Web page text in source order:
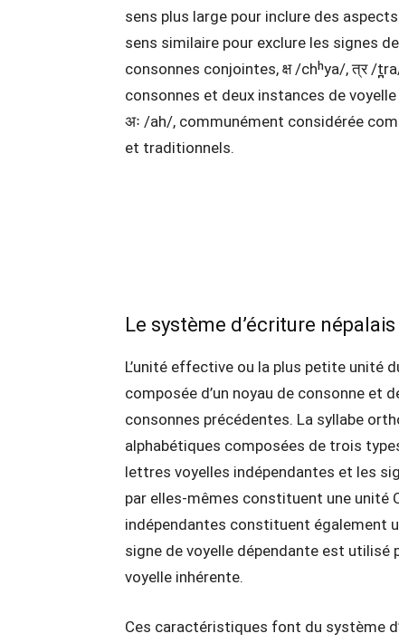
sens plus large pour inclure des
sens similaire pour exclure les signes
consonnes conjointes, क्ष /chʰya/, त्र /
consonnes et deux instances de
अः /ah/, communément considérée
et traditionnels.
Le système d’écriture népalais
L’unité effective ou la plus petite unité
composée d’un noyau de consonne et
consonnes précédentes. La syllabe
alphabétiques composées de trois
lettres voyelles indépendantes et les
par elles-mêmes constituent une unité
indépendantes constituent également
signe de voyelle dépendante est utilisé
voyelle inhérente.
Ces caractéristiques font du système